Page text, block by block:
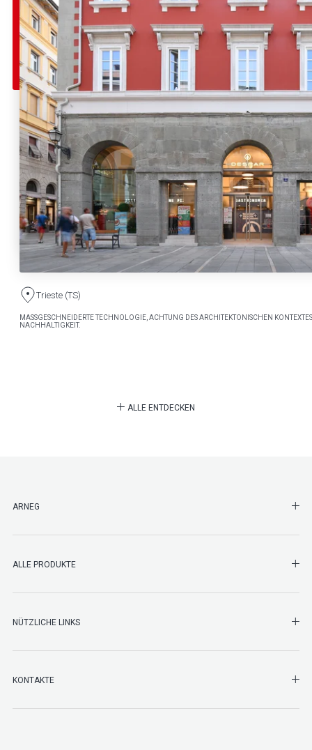
Trieste (TS)
MASSGESCHNEIDERTE TECHNOLOGIE, ACHTUNG DES ARCHITEKTONISCHEN
NACHHALTIGKEIT.
ALLE ENTDECKEN
ARNEG
ALLE PRODUKTE
NÜTZLICHE LINKS
KONTAKTE